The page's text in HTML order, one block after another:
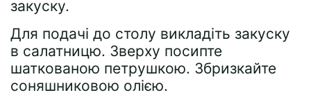
закуску.
Для подачі до столу викладіть закуску
в салатницю. Зверху посипте
шаткованою петрушкою. Збризкайте
соняшниковою олією.